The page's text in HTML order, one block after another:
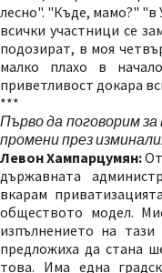
лесно". "Къде, мамо?"
всички участници се
подозират, в моя
малко плахо в
приветливост докара
***
Първо да поговорим
промени през
Левон Хампарцумян:
държавната
вкарам
обществото модел.
изпълнението на
предложиха да стана
това. Има една